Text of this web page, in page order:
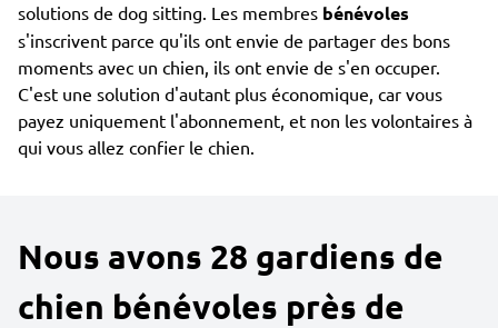
solutions de dog sitting. Les membres bénévoles
s'inscrivent parce qu'ils ont envie de partager des bons
moments avec un chien, ils ont envie de s'en occuper.
C'est une solution d'autant plus économique, car vous
payez uniquement l'abonnement, et non les volontaires à
qui vous allez confier le chien.
Nous avons 28 gardiens de
chien bénévoles près de